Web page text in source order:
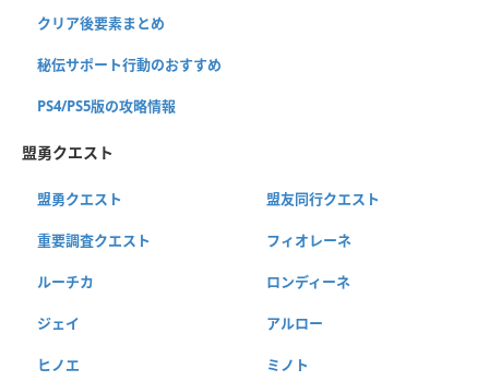
クリア後要素まとめ
秘伝サポート行動のおすすめ
PS4/PS5版の攻略情報
盟勇クエスト
盟勇クエスト 盟友同行クエスト
重要調査クエスト フィオレーネ
ルーチカ ロンディーネ
ジェイ アルロー
ヒノエ ミノト